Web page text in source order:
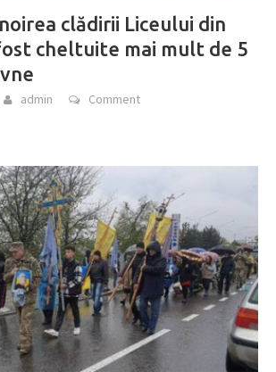
clădirii Liceului din
cheltuite mai mult de 5
admin Comment